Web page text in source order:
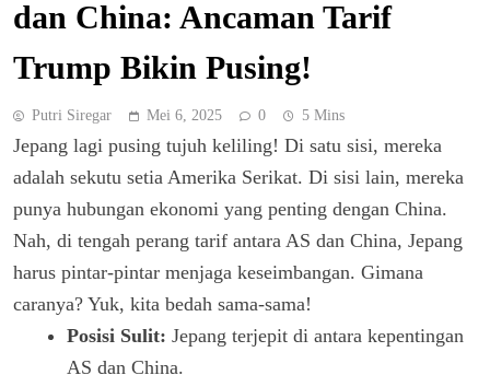
dan China: Ancaman Tarif
Trump Bikin Pusing!
Putri Siregar Mei 6, 2025 0 5 Mins
Jepang lagi pusing tujuh keliling! Di satu sisi, mereka
adalah sekutu setia Amerika Serikat. Di sisi lain, mereka
punya hubungan ekonomi yang penting dengan China.
Nah, di tengah perang tarif antara AS dan China, Jepang
harus pintar-pintar menjaga keseimbangan. Gimana
caranya? Yuk, kita bedah sama-sama!
Posisi Sulit: Jepang terjepit di antara kepentingan
AS dan China.